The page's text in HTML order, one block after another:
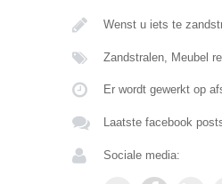
Wenst u iets te
Zandstralen, Meubel
Er wordt gewerkt op
Laatste facebook
Sociale media: